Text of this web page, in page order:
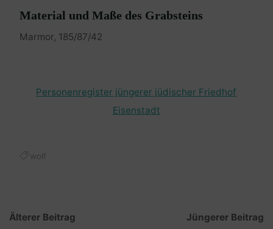
Material und Maße des Grabsteins
Marmor, 185/87/42
Personenregister jüngerer jüdischer Friedhof
Eisenstadt
wolf
Älterer Beitrag Jüngerer Beitrag